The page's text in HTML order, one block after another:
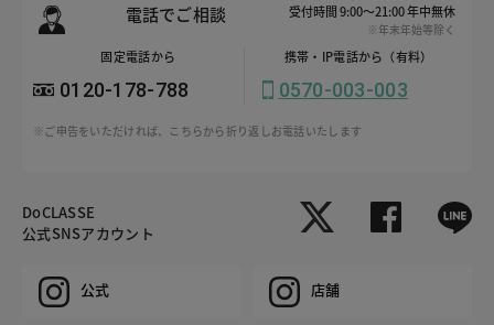
電話でご相談 受付時間 9:00～21:00 年中無休
※年末年始等除く
固定電話から
0120-178-788
携帯・IP電話から（有料）
0570-003-003
※ご申告をいただければ、こちらから折り返しお電話いたします
DoCLASSE
公式SNSアカウント
公式 店舗